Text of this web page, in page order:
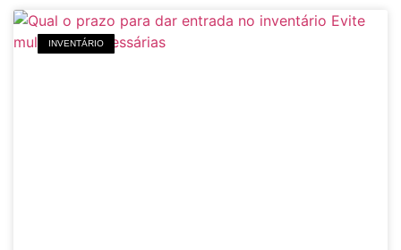
INVENTÁRIO